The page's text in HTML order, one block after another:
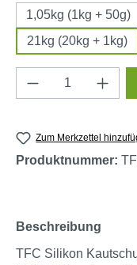
1,05kg (1kg + 50g)
21kg (20kg + 1kg)
Produkt
Zum Merkzettel
Produktnummer:
Beschreibung
TFC Silikon